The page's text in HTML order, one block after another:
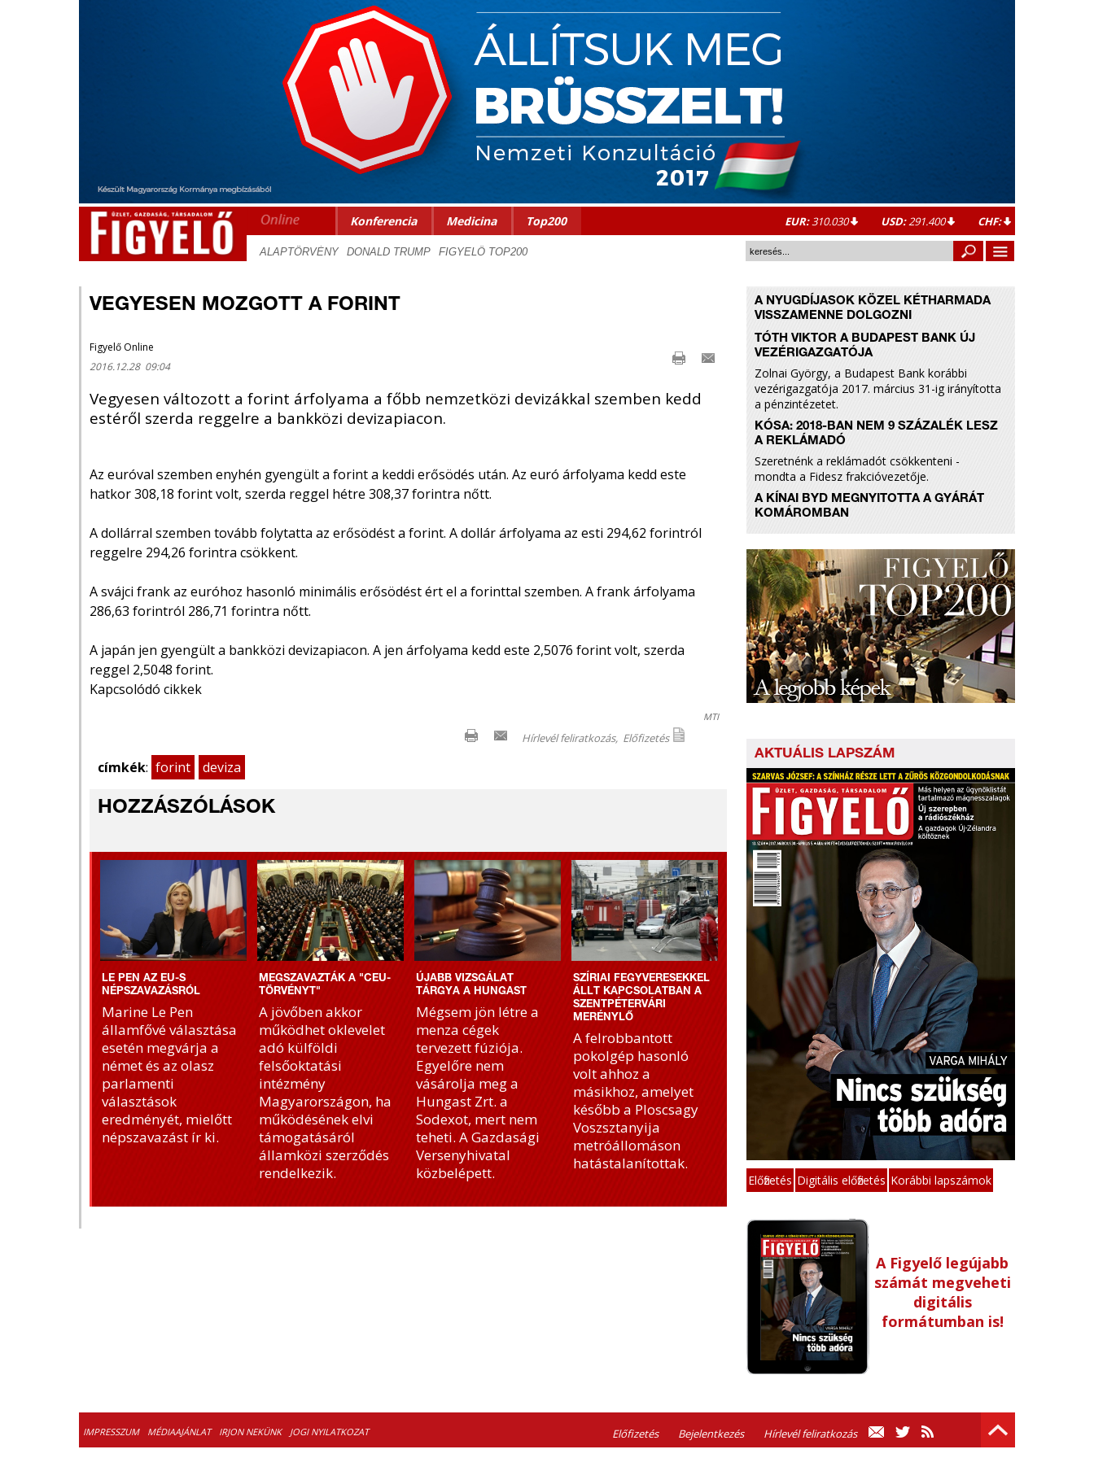
Konferencia Medicina Top200 EUR:310.030 USD:291.400 CHF:
VEGYESEN MOZGOTT A FORINT
Figyelő Online
2016.12.28 09:04
Vegyesen változott a forint árfolyama a főbb nemzetközi devizákkal szemben kedd
estéről szerda reggelre a bankközi devizapiacon.
Az euróval szemben enyhén gyengült a forint a keddi erősödés után. Az euró árfolyama kedd este
hatkor 308,18 forint volt, szerda reggel hétre 308,37 forintra nőtt.
A dollárral szemben tovább folytatta az erősödést a forint. A dollár árfolyama az esti 294,62 forintról
reggelre 294,26 forintra csökkent.
A svájci frank az euróhoz hasonló minimális erősödést ért el a forinttal szemben. A frank árfolyama
286,63 forintról 286,71 forintra nőtt.
A japán jen gyengült a bankközi devizapiacon. A jen árfolyama kedd este 2,5076 forint volt, szerda
reggel 2,5048 forint.
Kapcsolódó cikkek
MTI
Előfizetés
Hírlevél feliratkozás,
címkék: forint deviza
HOZZÁSZÓLÁSOK
LE PEN AZ EU-S
NÉPSZAVAZÁSRÓL
Marine Le Pen
államfővé választása
esetén megvárja a
német és az olasz
parlamenti
választások
eredményét, mielőtt
népszavazást ír ki.
MEGSZAVAZTÁK A "CEU-
TÖRVÉNYT"
A jövőben akkor
működhet oklevelet
adó külföldi
felsőoktatási
intézmény
Magyarországon, ha
működésének elvi
támogatásáról
államközi szerződés
rendelkezik.
ÚJABB VIZSGÁLAT
TÁRGYA A HUNGAST
Mégsem jön létre a
menza cégek
tervezett fúziója.
Egyelőre nem
vásárolja meg a
Hungast Zrt. a
Sodexot, mert nem
teheti. A Gazdasági
Versenyhivatal
közbelépett.
SZÍRIAI FEGYVERESEKKEL
ÁLLT KAPCSOLATBAN A
SZENTPÉTERVÁRI
MERÉNYLŐ
A felrobbantott
pokolgép hasonló
volt ahhoz a
másikhoz, amelyet
később a Ploscsagy
Voszsztanyija
metróállomáson
hatástalanítottak.
A NYUGDÍJASOK KÖZEL KÉTHARMADA
VISSZAMENNE DOLGOZNI
TÓTH VIKTOR A BUDAPEST BANK ÚJ
VEZÉRIGAZGATÓJA
Zolnai György, a Budapest Bank korábbi
vezérigazgatója 2017. március 31-ig irányította
a pénzintézetet.
KÓSA: 2018-BAN NEM 9 SZÁZALÉK LESZ
A REKLÁMADÓ
Szeretnénk a reklámadót csökkenteni -
mondta a Fidesz frakcióvezetője.
A KÍNAI BYD MEGNYITOTTA A GYÁRÁT
KOMÁROMBAN
AKTUÁLIS LAPSZÁM
Előfizetés Digitális előfizetés Korábbi lapszámok
A Figyelő legújabb
számát megveheti
digitális
formátumban is!
IMPRESSZUM MÉDIAAJÁNLAT IRJON NEKÜNK JOGI NYILATKOZAT Előfizetés Bejelentkezés Hírlevél feliratkozás